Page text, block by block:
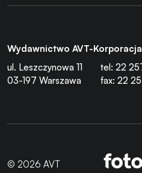
Wydawnictwo AVT-
ul. Leszczynowa 11
03-197 Warszawa
tel: 22
fax: 22
© 2026 AVT